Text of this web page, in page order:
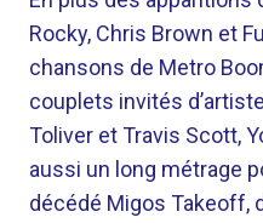
Rocky, Chris Brown et
chansons de Metro
couplets invités
Toliver et Travis Scott,
aussi un long métrage
décédé Migos Takeoff,